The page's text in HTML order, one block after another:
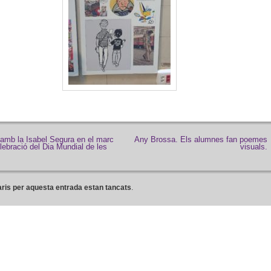
Any Brossa. Els alumnes fan poemes
visuals.
la Isabel Segura en el marc
del Dia Mundial de les
per aquesta entrada estan tancats.